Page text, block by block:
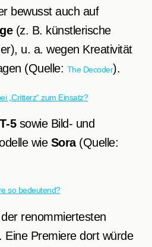
bewusst auch auf
(z. B. künstlerische
u. a. wegen Kreativität
(Quelle: The Decoder).
„Critterz“ zum Einsatz?
sowie Bild- und
wie Sora(Quelle:
so bedeutend?
renommiertesten
Eine Premiere dort würde